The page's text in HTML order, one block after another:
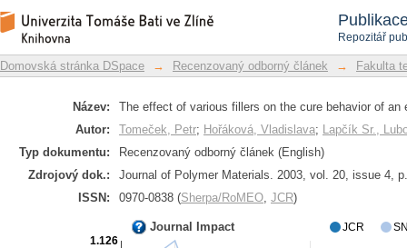
Repozitář
The effect of various fillers on the
Repozitář DSpace/Manakin
Domovská stránka DSpace → Recenzovaný odborný článek → Fakulta
Název:
The effect of various fillers on the cure behavior of an
Autor:
Tomeček, Petr; Hořáková, Vladislava; Lapčík Sr.,
Typ dokumentu:
Recenzovaný odborný článek (English)
Zdrojový dok.:
Journal of Polymer Materials. 2003, vol. 20, issue 4,
ISSN:
0970-0838 (Sherpa/RoMEO, JCR)
Journal Impact
1.126
JCR